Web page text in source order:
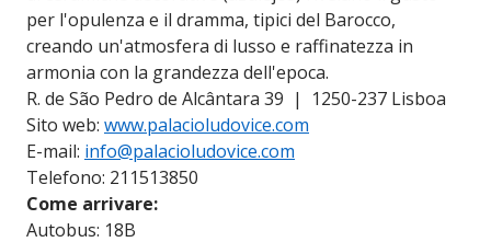
per l'opulenza e il dramma, tipici del Barocco,
creando un'atmosfera di lusso e raffinatezza in
armonia con la grandezza dell'epoca.
R. de São Pedro de Alcântara 39 | 1250-237 Lisboa
Sito web: www.palacioludovice.com
E-mail: info@palacioludovice.com
Telefono: 211513850
Come arrivare:
Autobus: 18B